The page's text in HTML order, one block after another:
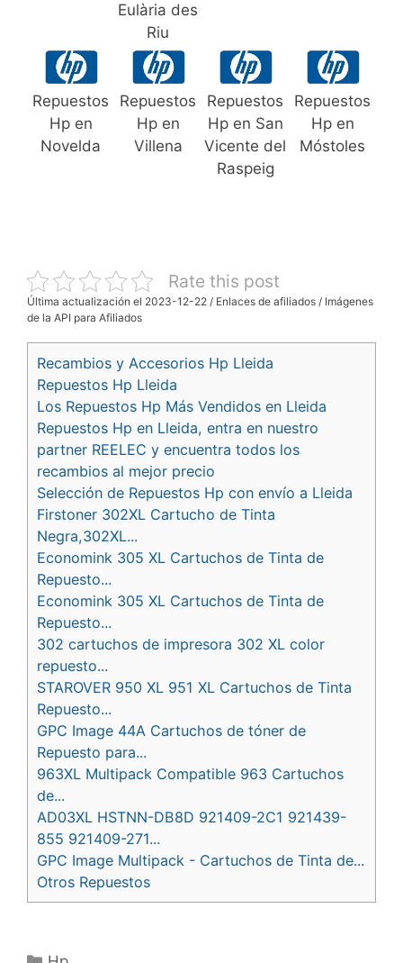
Eulària des
Riu
Repuestos
Hp en
Novelda
Repuestos
Hp en
Villena
Repuestos
Hp en San
Vicente del
Raspeig
Repuestos
Hp en
Móstoles
Rate this post
Última actualización el 2023-12-22 / Enlaces de afiliados / Imágenes
de la API para Afiliados
Recambios y Accesorios Hp Lleida
Repuestos Hp Lleida
Los Repuestos Hp Más Vendidos en Lleida
Repuestos Hp en Lleida, entra en nuestro
partner REELEC y encuentra todos los
recambios al mejor precio
Selección de Repuestos Hp con envío a Lleida
Firstoner 302XL Cartucho de Tinta
Negra,302XL...
Economink 305 XL Cartuchos de Tinta de
Repuesto...
Economink 305 XL Cartuchos de Tinta de
Repuesto...
302 cartuchos de impresora 302 XL color
repuesto...
STAROVER 950 XL 951 XL Cartuchos de Tinta
Repuesto...
GPC Image 44A Cartuchos de tóner de
Repuesto para...
963XL Multipack Compatible 963 Cartuchos
de...
AD03XL HSTNN-DB8D 921409-2C1 921439-
855 921409-271...
GPC Image Multipack - Cartuchos de Tinta de...
Otros Repuestos
Categorías